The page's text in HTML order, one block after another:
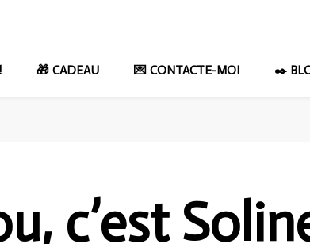
🎁 CADEAU 💌 CONTACTE-MOI ✒️
c’est